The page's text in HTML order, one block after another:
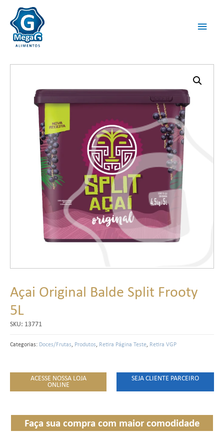
Açai Original Balde Split Frooty
5L
SKU: 13771
Categorias: Doces/Frutas, Produtos, Retira Página Teste, Retira VGP
ACESSE NOSSA LOJA
ONLINE
SEJA CLIENTE PARCEIRO
Faça sua compra com maior comodidade